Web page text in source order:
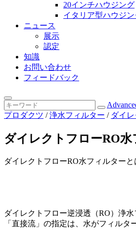
20インチハウジング
イタリア型ハウジン
ニュース
展示
認定
知識
お問い合わせ
フィードバック
プロダクツ /浄水フィルター / ダイ
ダイレクトフローRO水
ダイレクトフローRO水フィルターと
ダイレクトフロー逆浸透（RO）浄
「直接流」の指定は、水がフィルタ